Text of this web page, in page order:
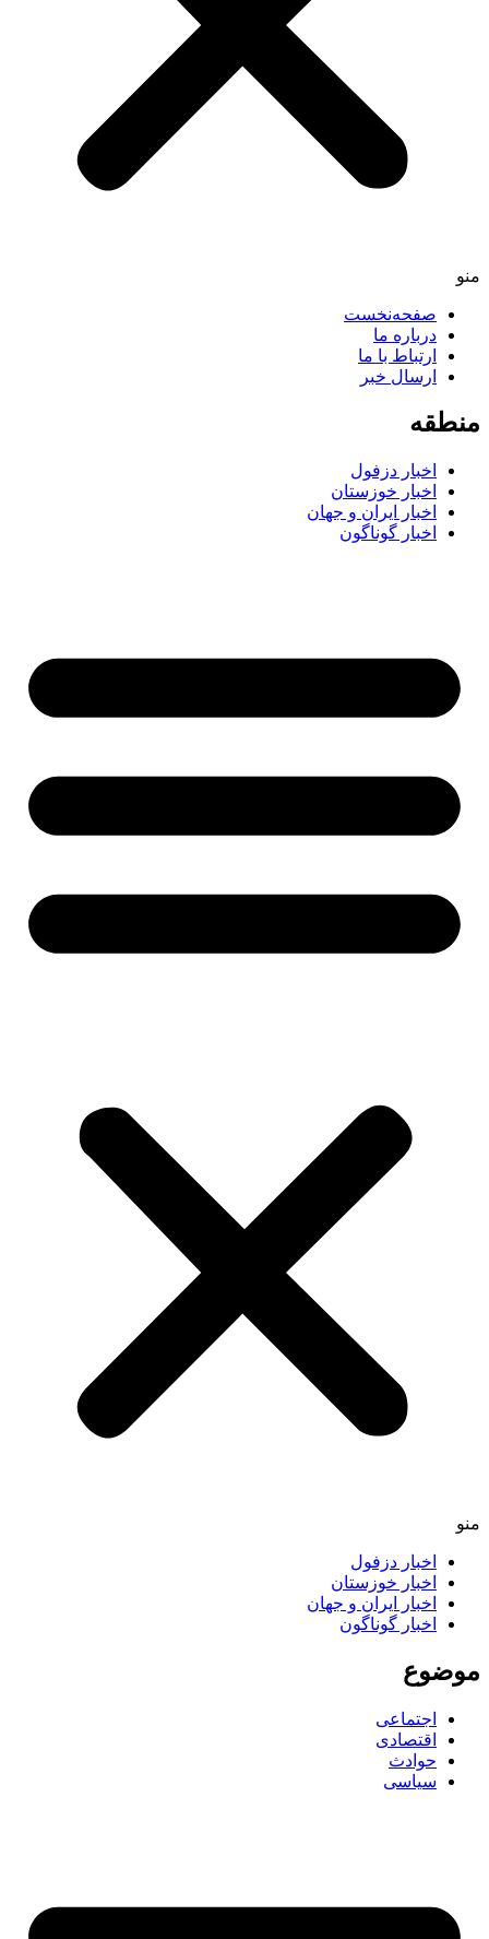
صفحه‌نخست
درباره ما
ارتباط با ما
ارسال خبر
اخبار دزفول
اخبار خوزستان
اخبار ایران و جهان
اخبار گوناگون
اخبار دزفول
اخبار خوزستان
اخبار ایران و جهان
اخبار گوناگون
اجتماعی
اقتصادی
حوادث
سیاسی